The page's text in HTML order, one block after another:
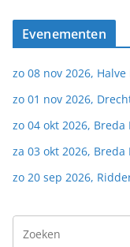
Evenementen
zo 08 nov 2026,
zo 01 nov 2026,
zo 04 okt 2026, Breda
za 03 okt 2026, Breda
zo 20 sep 2026,